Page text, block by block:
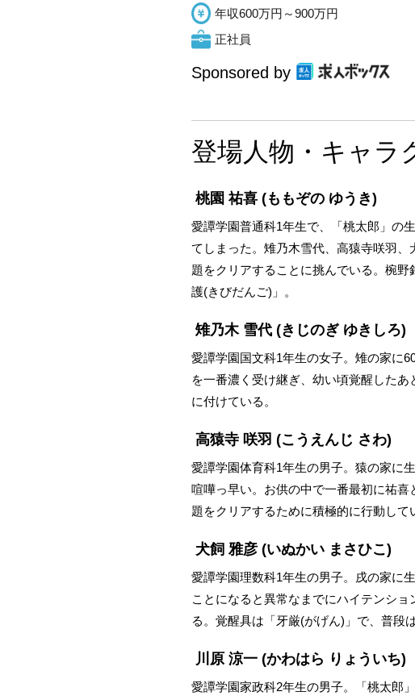
年収600万円～900万円
正社員
Sponsored by
登場人物・キャラ
桃園 祐喜 (ももぞの ゆうき)
愛譚学園普通科1年生で、「桃太郎」の
てしまった。雉乃木雪代、高猿寺咲羽
題をクリアすることに挑んでいる。椀
護(きびだんご)」。
雉乃木 雪代 (きじのぎ ゆきしろ)
愛譚学園国文科1年生の女子。雉の家に
を一番濃く受け継ぎ、幼い頃覚醒した
に付けている。
高猿寺 咲羽 (こうえんじ さわ)
愛譚学園体育科1年生の男子。猿の家に
喧嘩っ早い。お供の中で一番最初に祐
題をクリアするために積極的に行動して
犬飼 雅彦 (いぬかい まさひこ)
愛譚学園理数科1年生の男子。戌の家に
ことになると異常なまでにハイテンシ
る。覚醒具は「牙厳(がげん)」で、普段
川原 涼一 (かわはら りょういち)
愛譚学園家政科2年生の男子。「桃太郎